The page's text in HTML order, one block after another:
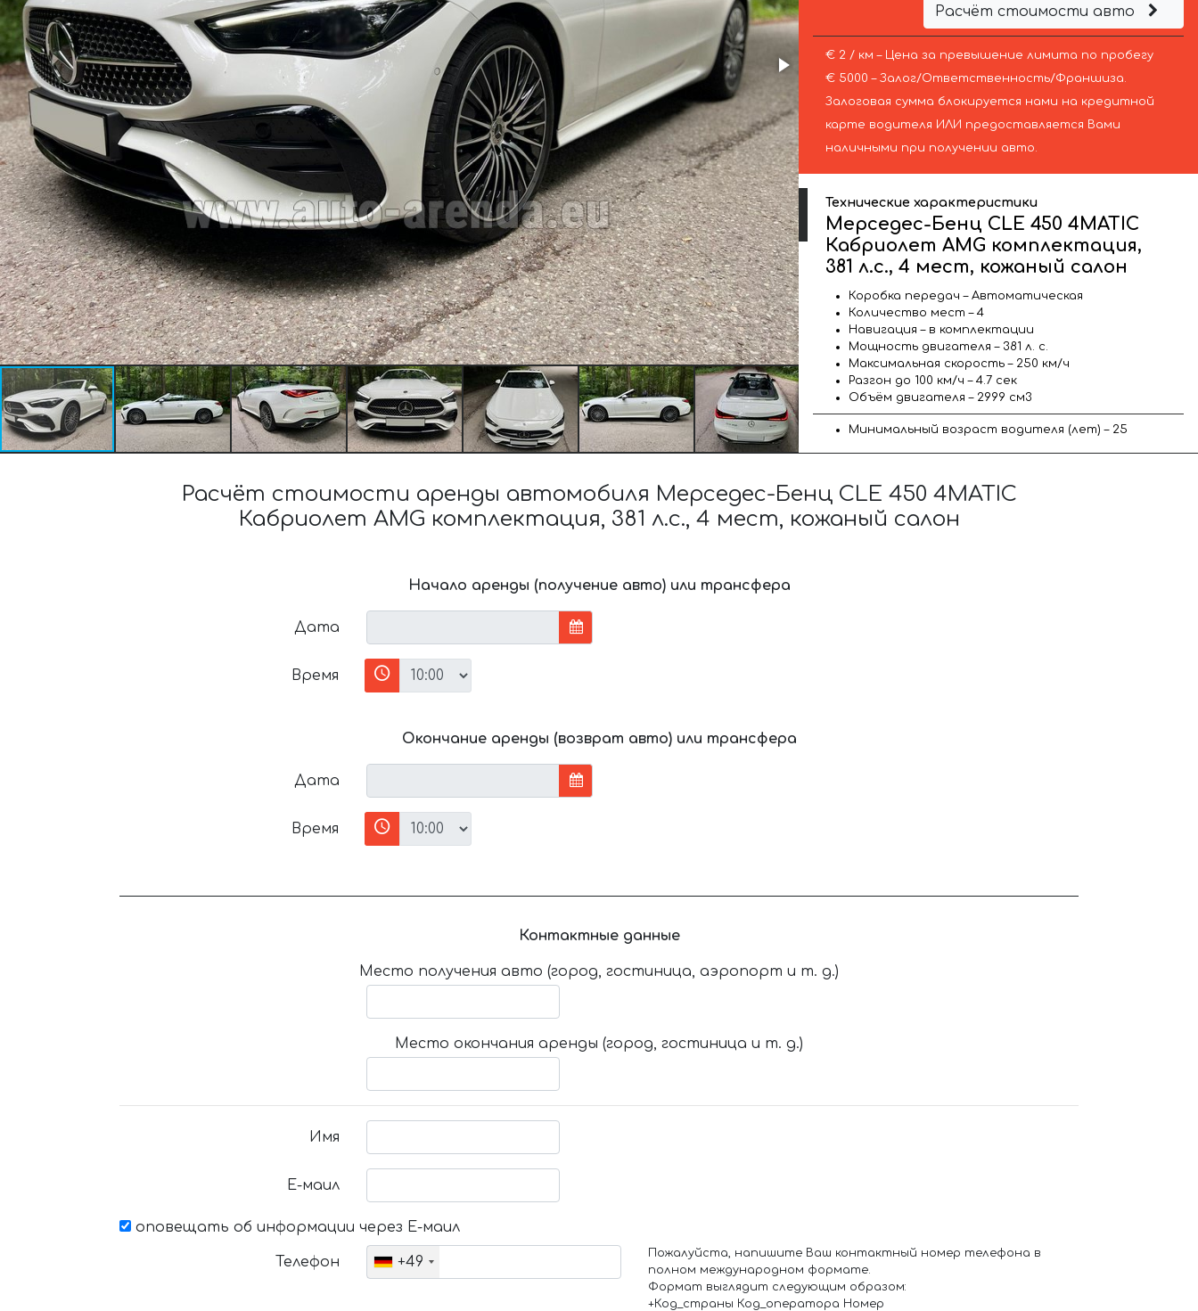
Расчёт стоимости авто
€ 2 / км – Цена за превышение лимита по пробегу
€ 5000 – Залог/Ответственность/Франшиза.
Залоговая сумма блокируется нами на кредитной
карте водителя ИЛИ предоставляется Вами
наличными при получении авто.
Технические характеристики
Мерседес-Бенц CLE 450 4MATIC
Кабриолет AMG комплектация,
381 л.с., 4 мест, кожаный салон
Коробка передач – Автоматическая
Количество мест – 4
Навигация – в комплектации
Мощность двигателя – 381 л. с.
Максимальная скорость – 250 км/ч
Разгон до 100 км/ч – 4.7 сек
Объём двигателя – 2999 см3
Минимальный возраст водителя (лет) – 25
Расчёт стоимости аренды автомобиля Мерседес-Бенц CLE 450 4MATIC
Кабриолет AMG комплектация, 381 л.с., 4 мест, кожаный салон
Начало аренды (получение авто) или трансфера
Дата
Время
Окончание аренды (возврат авто) или трансфера
Дата
Время
Контактные данные
Место получения авто (город, гостиница, аэропорт и т. д.)
Место окончания аренды (город, гостиница и т. д.)
Имя
Е-маил
оповещать об информации через Е-маил
Телефон +49
Пожалуйста, напишите Ваш контактный номер телефона в
полном международном формате.
Формат выглядит следующим образом:
+Код_страны Код_оператора Номер